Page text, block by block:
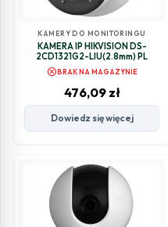
KAMERY DO MONITORINGU
KAMERA IP HIKVISION DS-
2CD1321G2-LIU(2.8mm) PL
cancel BRAK NA MAGAZYNIE
476,09 zł
Dowiedz się więcej